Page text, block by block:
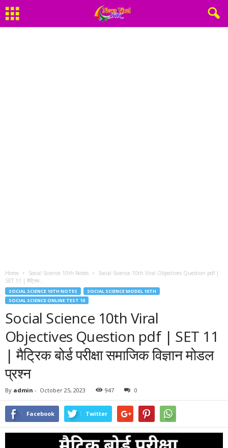
Home Social Science 10th Notes
Social Science 10th Viral Objectives Question pdf |
SET 11 | मैट्रिक...
SOCIAL SCIENCE 10TH NOTES
SOCIAL SCIENCE MODEL 10TH
SOCIAL SCIENCE ONLINE TEST 10
Social Science 10th Viral
Objectives Question pdf | SET 11
| मैट्रिक बोर्ड परीक्षा समाजिक विज्ञान मोडल
प्रश्न
By admin - October 25, 2023 947 0
Facebook Twitter